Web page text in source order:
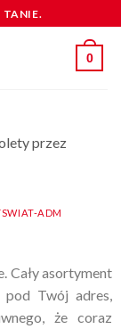
TANIE.
0
przez
ADM
Cały asortyment
Twój adres,
że coraz